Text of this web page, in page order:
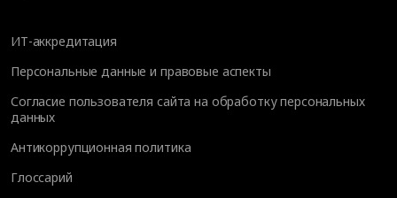
ИТ-аккредитация
Персональные данные и правовые аспекты
Согласие пользователя сайта на обработку персональных
данных
Антикоррупционная политика
Глоссарий